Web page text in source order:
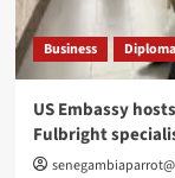
Business
US Embassy
Fulbright